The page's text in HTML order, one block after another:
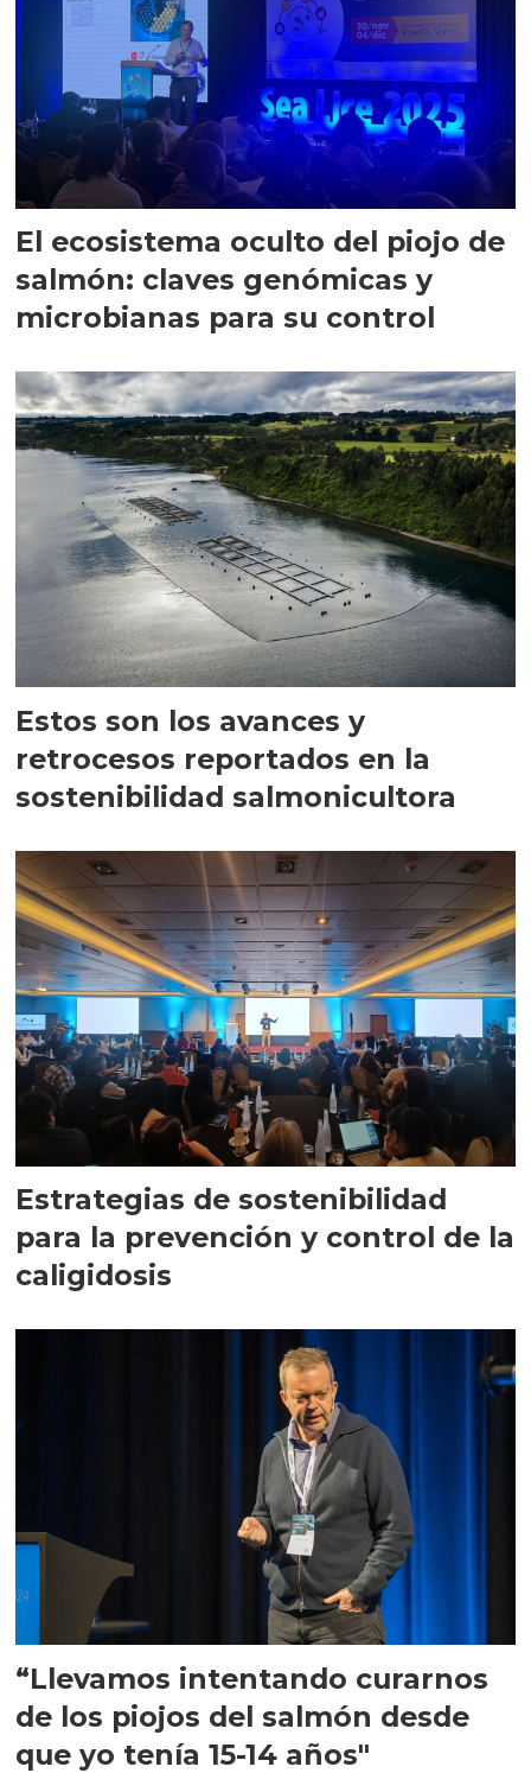
El ecosistema oculto del piojo de
salmón: claves genómicas y
microbianas para su control
Estos son los avances y
retrocesos reportados en la
sostenibilidad salmonicultora
Estrategias de sostenibilidad
para la prevención y control de la
caligidosis
“Llevamos intentando curarnos
de los piojos del salmón desde
que yo tenía 15-14 años"